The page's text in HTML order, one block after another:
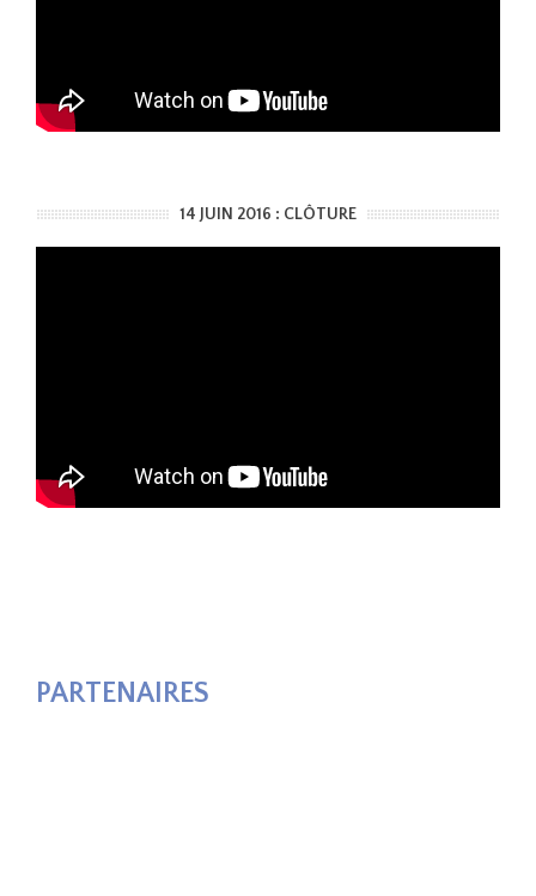
14 JUIN 2016 : CLÔTURE
PARTENAIRES